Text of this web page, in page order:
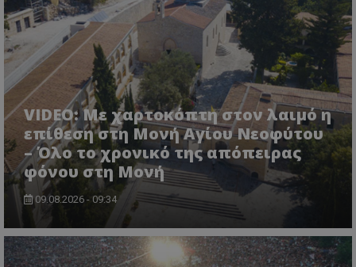
VIDEO: Με χαρτοκόπτη στον λαιμό η
επίθεση στη Μονή Αγίου Νεοφύτου
– Όλο το χρονικό της απόπειρας
φόνου στη Μονή
09.08.2026 - 09:34